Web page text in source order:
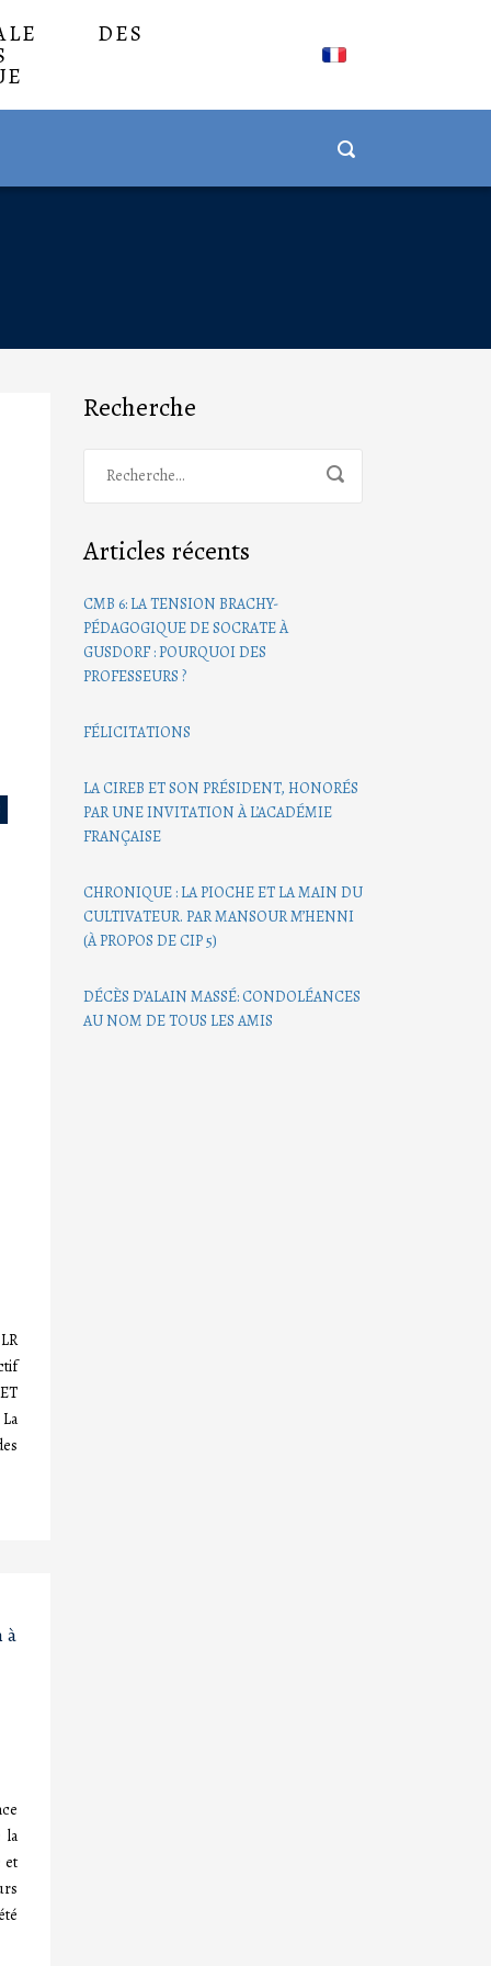
DES
à
la
et
Recherche
Articles récents
CMB 6: LA TENSION BRACHY-
PÉDAGOGIQUE DE SOCRATE À
GUSDORF : POURQUOI DES
PROFESSEURS ?
FÉLICITATIONS
LA CIREB ET SON PRÉSIDENT, HONORÉS
PAR UNE INVITATION À L’ACADÉMIE
FRANÇAISE
CHRONIQUE : LA PIOCHE ET LA MAIN DU
CULTIVATEUR. PAR MANSOUR M’HENNI
(À PROPOS DE CIP 5)
DÉCÈS D’ALAIN MASSÉ: CONDOLÉANCES
AU NOM DE TOUS LES AMIS